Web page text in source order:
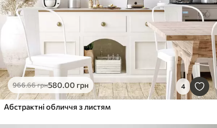
966.66грн580.00 грн 4
Абстрактні обличчя з листям